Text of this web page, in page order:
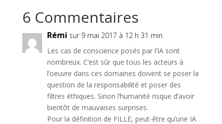
6 Commentaires
Rémi sur 9 mai 2017 à 12 h 31 min
Les cas de conscience posés par l’IA sont
nombreux. C’est sûr que tous les acteurs à
l’oeuvre dans ces domaines doivent se poser la
question de la responsabilité et poser des
filtres éthiques. Sinon l’humanité risque d’avoir
bientôt de mauvaises surprises.
Pour la définition de FILLE, peut-être qu’une IA